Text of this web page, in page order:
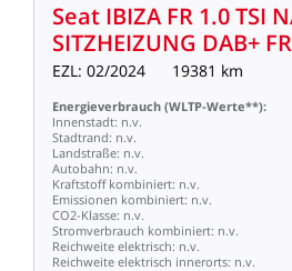
Seat IBIZA FR 1.0TSI
SITZHEIZUNG DAB+
EZL: 02/2024 19381 km
Energieverbrauch (WLTP-Werte**):
Innenstadt: n.v.
Stadtrand: n.v.
Landstraße: n.v.
Autobahn: n.v.
Kraftstoff kombiniert: n.v.
Emissionen kombiniert: n.v.
CO2-Klasse: n.v.
Stromverbrauch kombiniert: n.v.
Reichweite elektrisch: n.v.
Reichweite elektrisch innerorts: n.v.